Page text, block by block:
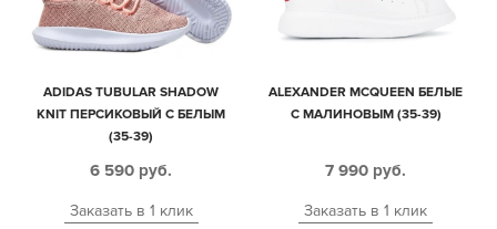
ADIDAS TUBULAR SHADOW
KNIT ПЕРСИКОВЫЙ С БЕЛЫМ
(35-39)
6 590 руб.
Заказать в 1 клик
ALEXANDER MCQUEEN БЕЛЫЕ
С МАЛИНОВЫМ (35-39)
7 990 руб.
Заказать в 1 клик